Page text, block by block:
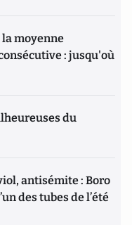
la moyenne
: jusqu'où
du
antisémite : Boro
des tubes de l’été